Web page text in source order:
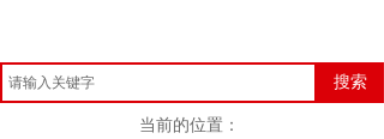
搜索
当前的位置：